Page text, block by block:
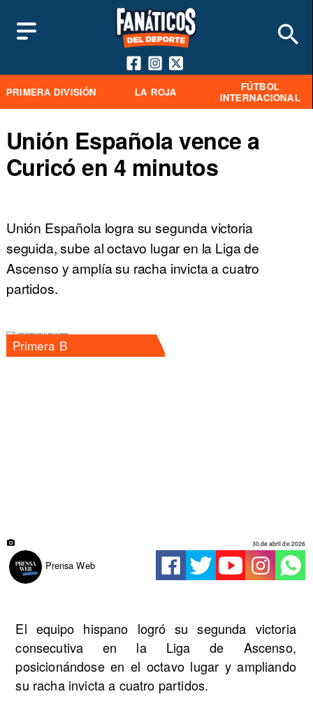
PRIMERA DIVISIÓN LA ROJA
FÚTBOL
INTERNACIONAL
Unión Española vence a
Curicó en 4 minutos
Unión Española logra su segunda victoria
seguida, sube al octavo lugar en la Liga de
Ascenso y amplía su racha invicta a cuatro
partidos.
Primera B
Prensa Web
30 de abril de 2026
El equipo hispano logró su segunda victoria
consecutiva en la Liga de Ascenso,
posicionándose en el octavo lugar y ampliando
su racha invicta a cuatro partidos.